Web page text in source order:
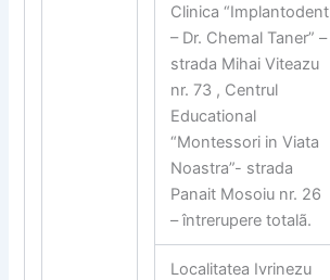
Clinica “Implantodent
– Dr. Chemal Taner” –
strada Mihai Viteazu
nr. 73 , Centrul
Educational
“Montessori in Viata
Noastra”- strada
Panait Mosoiu nr. 26
– întrerupere totalã.
Localitatea Ivrinezu